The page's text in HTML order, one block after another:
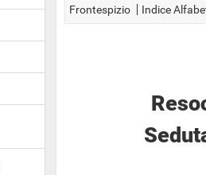
Frontespizio Indice